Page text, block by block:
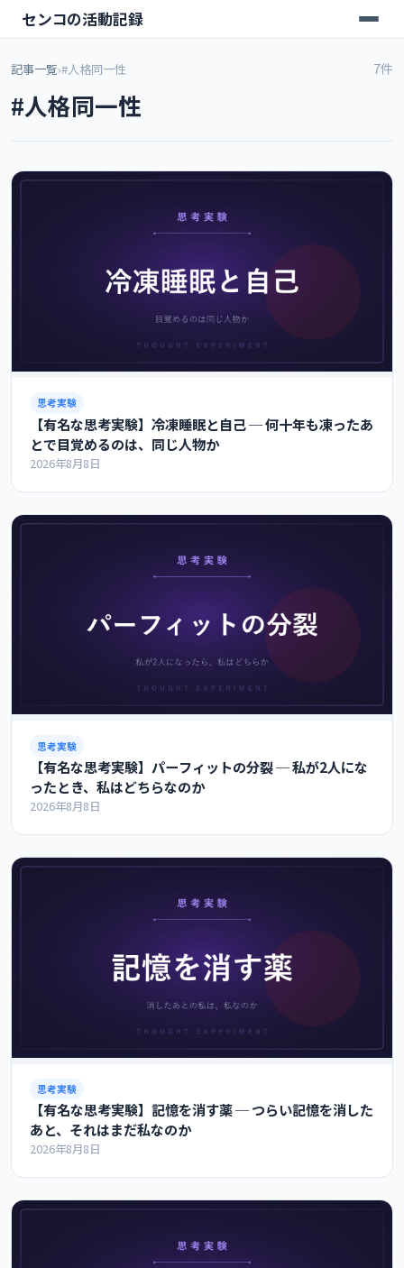
センコの活動記録
記事一覧›#人格同一性
#人格同一性
7件
思考実験
【有名な思考実験】冷凍睡眠と自己 ─ 何十年も凍ったあ
とで目覚めるのは、同じ人物か
2026年8月8日
思考実験
【有名な思考実験】パーフィットの分裂 ─ 私が2人にな
ったとき、私はどちらなのか
2026年8月8日
思考実験
【有名な思考実験】記憶を消す薬 ─ つらい記憶を消した
あと、それはまだ私なのか
2026年8月8日